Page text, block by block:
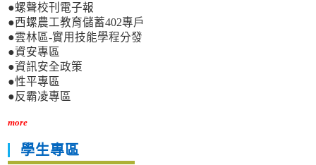
●螺聲校刊電子報
●西螺農工教育儲蓄402專戶
●雲林區-實用技能學程分發
●資安專區
●資訊安全政策
●性平專區
●反霸凌專區
more
學生專區